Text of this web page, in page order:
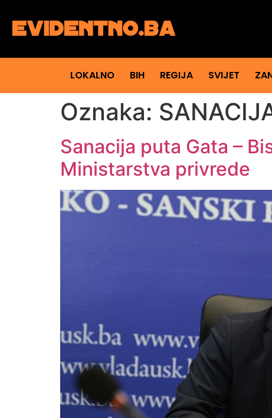
LOKALNO BIH REGIJA SVIJET
Oznaka:
Sanacija puta Gata –
Ministarstva privrede